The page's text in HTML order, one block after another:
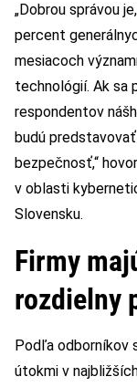
„Dobrou správou
percent
mesiacoch
technológií. Ak sa
respondentov
budú
bezpečnosť,“
v oblasti
Slovensku.
Firmy
rozdielny
Podľa odborníkov
útokmi v